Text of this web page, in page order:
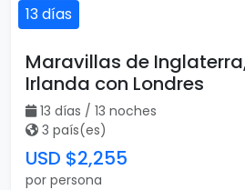
13 días
Maravillas de
Irlanda con Londres
13 días / 13 noches
3 país(es)
USD $2,255
por persona